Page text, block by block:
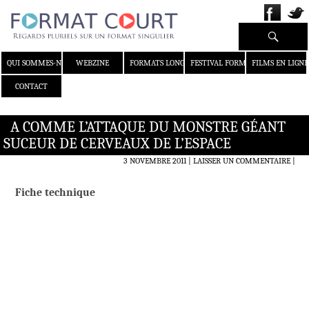
QUI SOMMES-NOUS ?WEBZINE FORMATS LONGS FESTIVAL FORMAT COURT
FILMS EN LIGNE
CONTACT
Recherche
A COMME L’ATTAQUE DU MONSTRE GÉANT
SUCEUR DE CERVEAUX DE L’ESPACE
3 NOVEMBRE 2011 LAISSER UN COMMENTAIRE|
Fiche technique